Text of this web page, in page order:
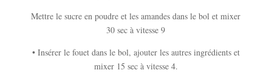
Mettre le sucre en poudre et les amandes dans le bol et mixer
30 sec à vitesse 9
• Insérer le fouet dans le bol, ajouter les autres ingrédients et
mixer 15 sec à vitesse 4.